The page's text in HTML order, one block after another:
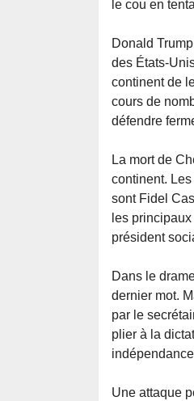
le cou en
Donald
des États-
continent de
cours de
défendre
La mort de
continent.
sont Fidel
les
président
Dans le
dernier mot.
par le
plier à la
Une attaque